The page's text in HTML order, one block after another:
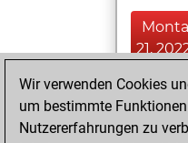
21,
Wir verwenden Cookies
um bestimmte
Nutzererfahrungen zu